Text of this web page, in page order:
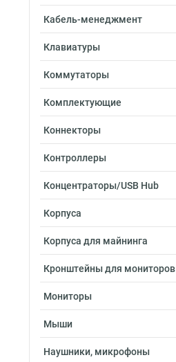
Кабель-менеджмент
Клавиатуры
Коммутаторы
Комплектующие
Коннекторы
Контроллеры
Концентраторы/USB Hub
Корпуса
Корпуса для майнинга
Кронштейны для мониторов
Мониторы
Мыши
Наушники, микрофоны